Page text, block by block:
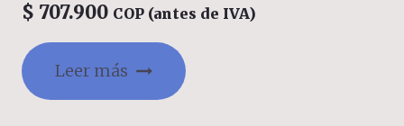
$ 707.900 COP (antes de IVA)
Leer más